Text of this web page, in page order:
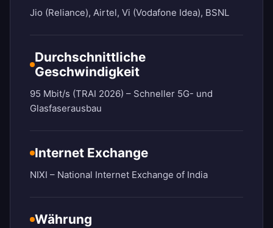
Jio (Reliance), Airtel, Vi (Vodafone Idea), BSNL
Durchschnittliche
Geschwindigkeit
95 Mbit/s (TRAI 2026) – Schneller 5G- und
Glasfaserausbau
Internet Exchange
NIXI – National Internet Exchange of India
Währung